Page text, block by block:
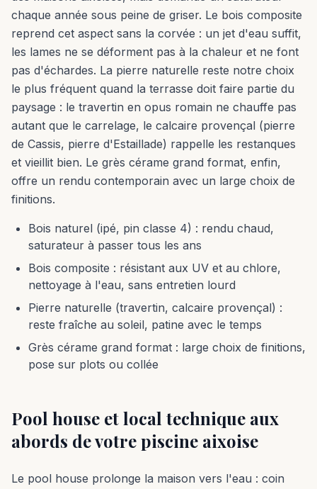
chaque année sous peine de griser. Le bois composite
reprend cet aspect sans la corvée : un jet d'eau suffit,
les lames ne se déforment pas à la chaleur et ne font
pas d'échardes. La pierre naturelle reste notre choix
le plus fréquent quand la terrasse doit faire partie du
paysage : le travertin en opus romain ne chauffe pas
autant que le carrelage, le calcaire provençal (pierre
de Cassis, pierre d'Estaillade) rappelle les restanques
et vieillit bien. Le grès cérame grand format, enfin,
offre un rendu contemporain avec un large choix de
finitions.
Bois naturel (ipé, pin classe 4) : rendu chaud,
saturateur à passer tous les ans
Bois composite : résistant aux UV et au chlore,
nettoyage à l'eau, sans entretien lourd
Pierre naturelle (travertin, calcaire provençal) :
reste fraîche au soleil, patine avec le temps
Grès cérame grand format : large choix de finitions,
pose sur plots ou collée
Pool house et local technique aux
abords de votre piscine aixoise
Le pool house prolonge la maison vers l'eau : coin